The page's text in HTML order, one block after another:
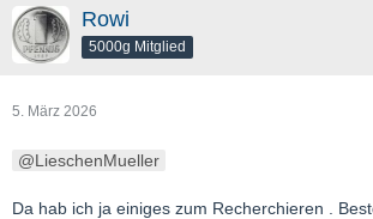
Rowi
5000g Mitglied
5. März 2026
LieschenMueller
Da hab ich ja einiges zum Recherchieren .